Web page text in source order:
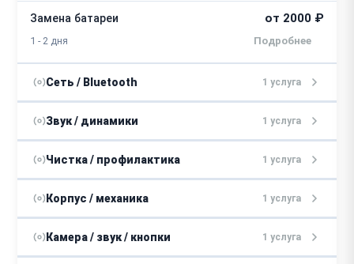
Замена батареи
1 - 2 дня
от 2000 ₽
Сеть / Bluetooth 1 услуга
Замена Bluettooh-модуля
1 - 2 дня
от 1500 ₽
Звук / динамики 1 услуга
Замена динамиков
1 - 2 дня
от 2000 ₽
Чистка / профилактика 1 услуга
Чистка динамиков
от 2 часов
от 1000 ₽
Корпус / механика 1 услуга
Замена корпуса
2 - 5 дней
от 3000 ₽
Камера / звук / кнопки 1 услуга